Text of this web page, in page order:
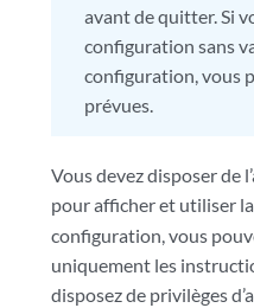
quit
rename
replace
rollback
run
set
status
top
up
wildcard
avant de quitter. Si
configuration sans
configuration, vous
prévues.
Vous devez disposer de
pour afficher et utiliser la
configuration, vous
uniquement les
disposez de privilèges